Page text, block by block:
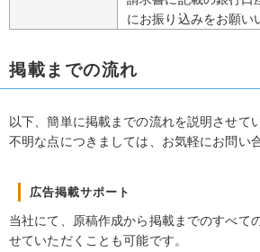
にお振り込みをお願い
掲載までの流れ
以下、簡単に掲載までの流れを説明させて
不明な点につきましては、お気軽にお問い
広告掲載サポート
当社にて、原稿作成から掲載までのすべて
せていただくことも可能です。